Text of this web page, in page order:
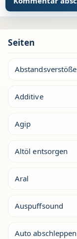
Seiten
Abstandsverstöße
Additive
Agip
Altöl entsorgen
Aral
Auspuffsound
Auto abschleppen